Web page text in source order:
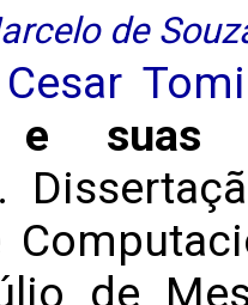
de
e suas
.
de